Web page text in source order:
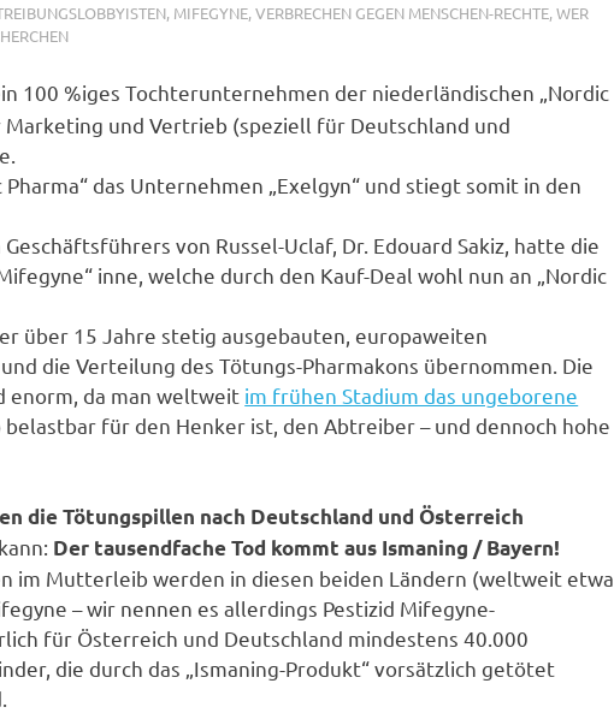
, MIFEGYNE,VERBRECHEN GEGEN MENSCHEN-RECHTE,WER
100 %iges Tochterunternehmen der niederländischen „Nordic
Marketing und Vertrieb (speziell für Deutschland und
das Unternehmen „Exelgyn“ und stiegt somit in den
von Russel-Uclaf, Dr. Edouard Sakiz, hatte die
inne, welche durch den Kauf-Deal wohl nun an „Nordic
über 15 Jahre stetig ausgebauten, europaweiten
die Verteilung des Tötungs-Pharmakons übernommen. Die
enorm, da man weltweit im frühen Stadium das ungeborene
belastbar für den Henker ist, den Abtreiber – und dennoch hohe
die Tötungspillen nach Deutschland und Österreich
Der tausendfache Tod kommt aus Ismaning / Bayern!
im Mutterleib werden in diesen beiden Ländern (weltweit etwa
– wir nennen es allerdings Pestizid Mifegyne-
für Österreich und Deutschland mindestens 40.000
die durch das „Ismaning-Produkt“ vorsätzlich getötet